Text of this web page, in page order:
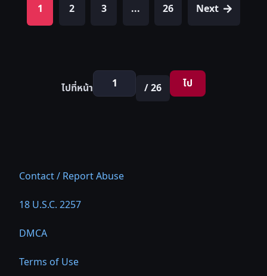
1 2 3 ... 26 Next
ไปที่หน้า / 26 ไป
Contact / Report Abuse
18 U.S.C. 2257
DMCA
Terms of Use